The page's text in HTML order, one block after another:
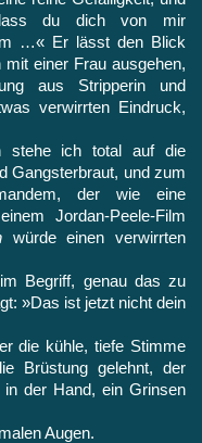
du dich von mir
…« Er lässt den Blick
einer Frau ausgehen,
aus Stripperin und
verwirrten Eindruck,
stehe ich total auf die
Gangsterbraut, und zum
der wie eine
Jordan-Peele-Film
würde einen verwirrten
Begriff, genau das zu
»Das ist jetzt nicht dein
die kühle, tiefe Stimme
Brüstung gelehnt, der
in der Hand, ein Grinsen
Augen.